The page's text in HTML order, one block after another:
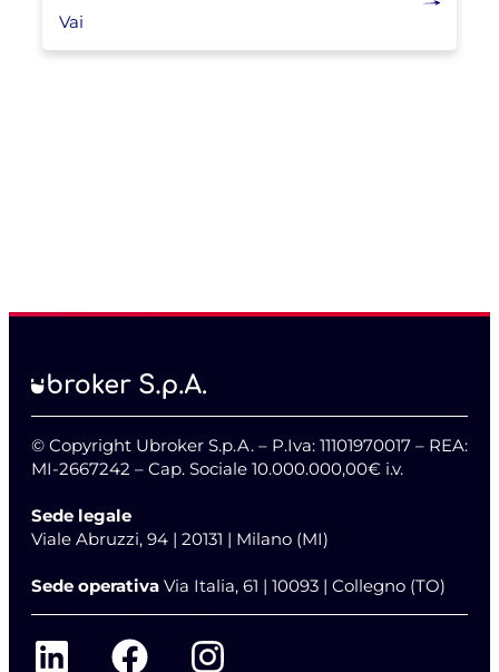
Vai
© Copyright Ubroker S.p.A. – P.Iva: 11101970017 – REA:
MI-2667242 – Cap. Sociale 10.000.000,00€ i.v.
Sede legale
Viale Abruzzi, 94 | 20131 | Milano (MI)
Sede operativa Via Italia, 61 | 10093 | Collegno (TO)